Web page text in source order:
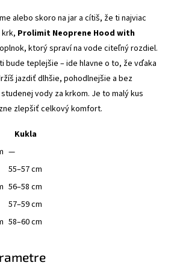
alebo skoro na jar a cítiš, že ti najviac
krk, Prolimit Neoprene Hood with
ktorý spraví na vode citeľný rozdiel.
bude teplejšie – ide hlavne o to, že vďaka
jazdiť dlhšie, pohodlnejšie a bez
vody za krkom. Je to malý kus
zlepšiťcelkový komfort.
Kukla
—
55–57 cm
56–58 cm
57–59 cm
58–60 cm